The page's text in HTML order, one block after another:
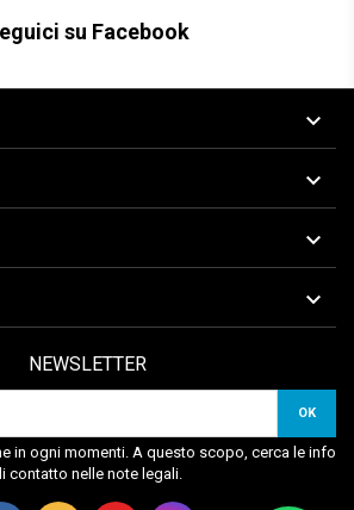
su Facebook




NEWSLETTER
in ogni momenti. A questo scopo, cerca le info
contatto nelle note legali.